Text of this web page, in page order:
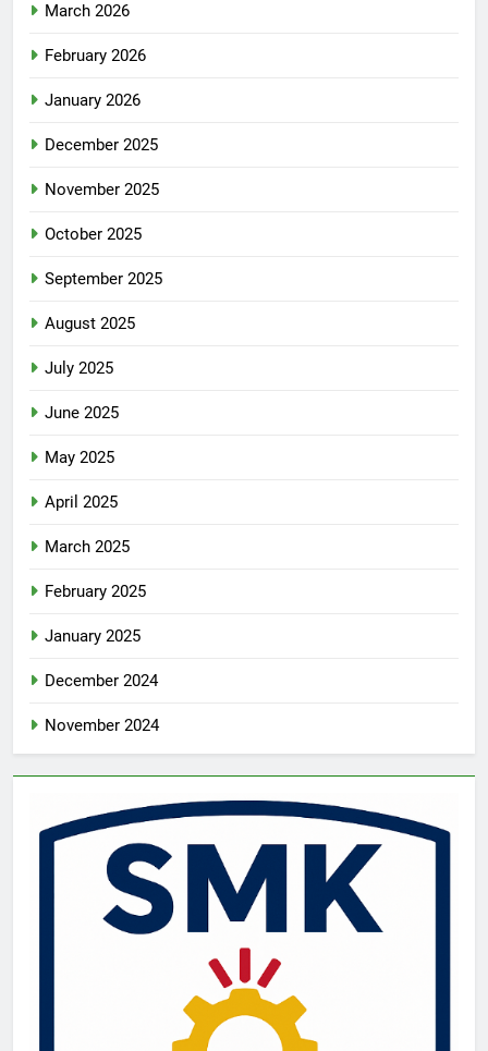
March 2026
February 2026
January 2026
December 2025
November 2025
October 2025
September 2025
August 2025
July 2025
June 2025
May 2025
April 2025
March 2025
February 2025
January 2025
December 2024
November 2024